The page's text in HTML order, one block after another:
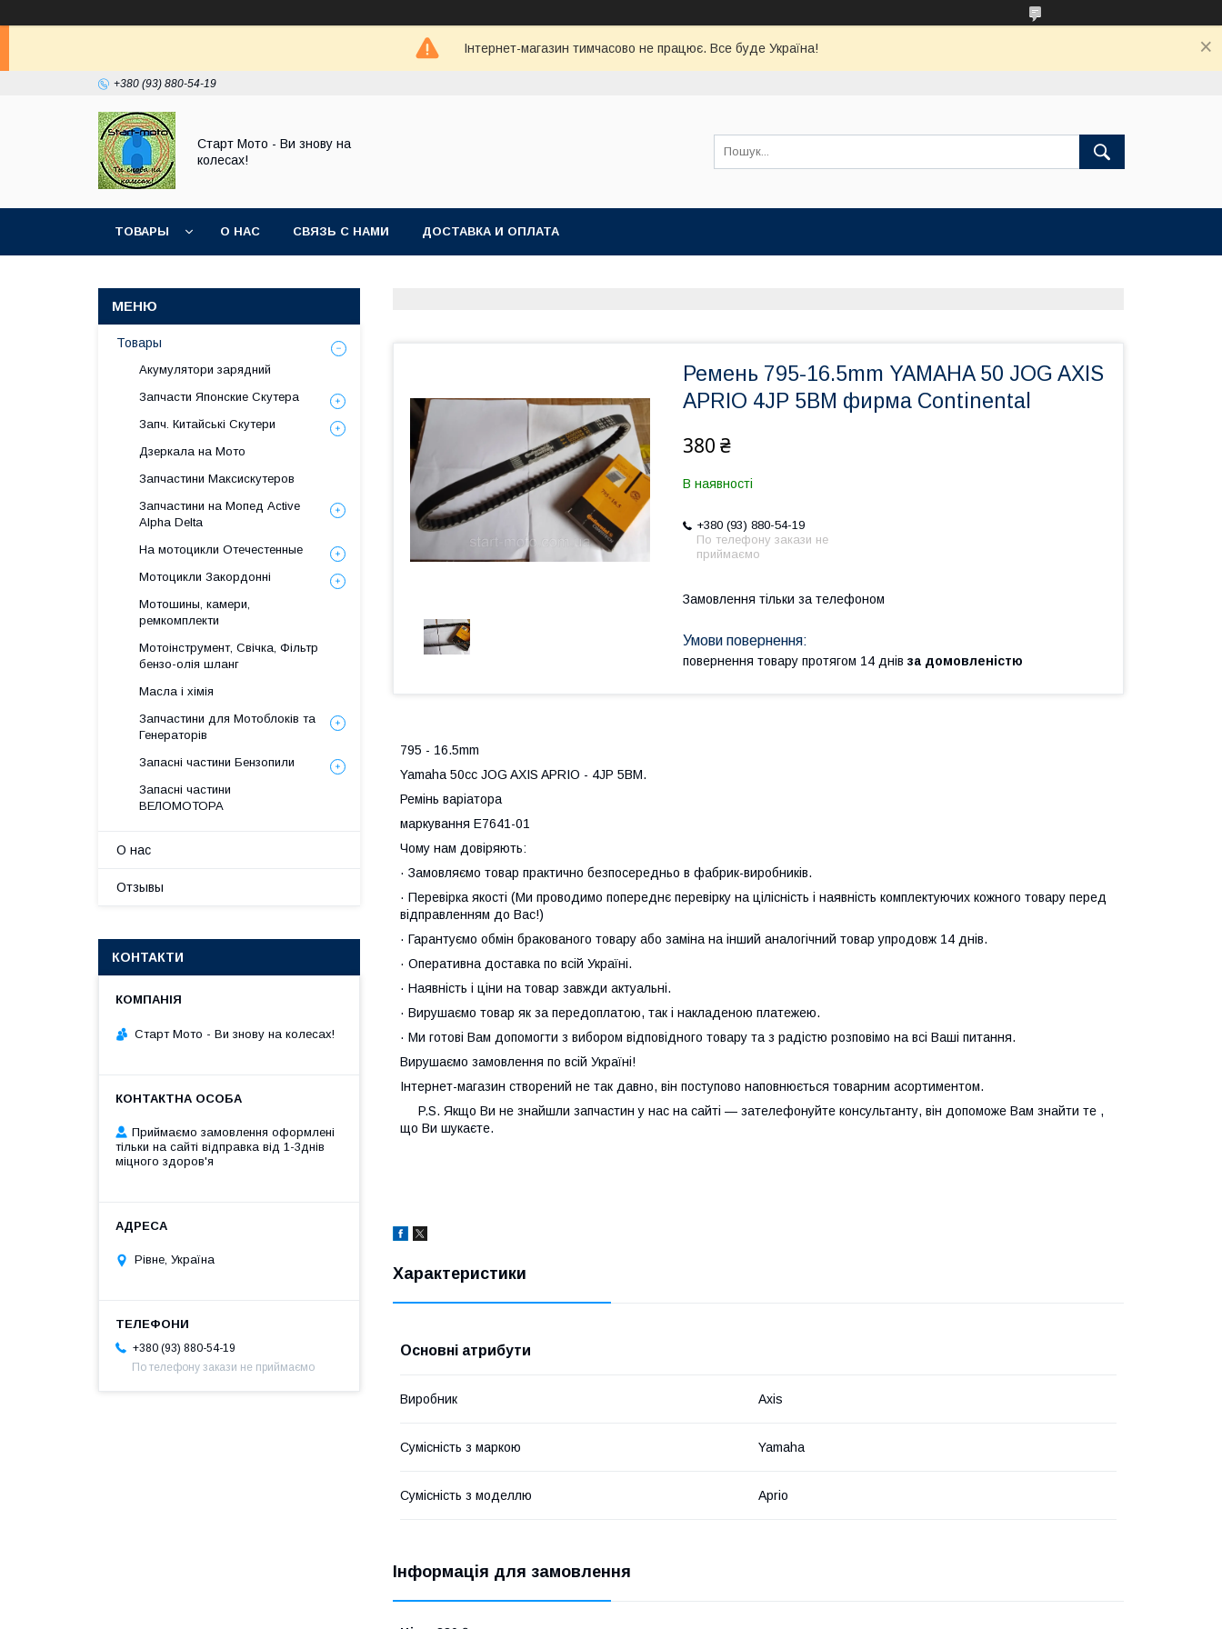
Інтернет-магазин тимчасово не працює. Все буде Україна!
+380 (93) 880-54-19
Старт Мото - Ви знову на
колесах!
ТОВАРЫ О НАС СВЯЗЬ С НАМИ ДОСТАВКА И ОПЛАТА
Ремень 795-16.5mm YAMAHA 50 JOG AXIS
APRIO 4JP 5BM фирма Continental
380 ₴
В наявності
+380 (93) 880-54-19
По телефону закази не
приймаємо
Замовлення тільки за телефоном
повернення товару протягом 14 днів за домовленістю
795 - 16.5mm
Yamaha 50cc JOG AXIS APRIO - 4JP 5BM.
Ремінь варіатора
маркування E7641-01
Чому нам довіряють:
· Замовляємо товар практично безпосередньо в фабрик-виробників.
· Перевірка якості (Ми проводимо попереднє перевірку на цілісність і наявність комплектуючих кожного товару перед
відправленням до Вас!)
· Гарантуємо обмін бракованого товару або заміна на інший аналогічний товар упродовж 14 днів.
· Оперативна доставка по всій Україні.
· Наявність і ціни на товар завжди актуальні.
· Вирушаємо товар як за передоплатою, так і накладеною платежею.
· Ми готові Вам допомогти з вибором відповідного товару та з радістю розповімо на всі Ваші питання.
Вирушаємо замовлення по всій Україні!
Інтернет-магазин створений не так давно, він поступово наповнюється товарним асортиментом.
P.S. Якщо Ви не знайшли запчастин у нас на сайті — зателефонуйте консультанту, він допоможе Вам знайти те ,
що Ви шукаєте.
Характеристики
Основні атрибути
Виробник Axis
Сумісність з маркою Yamaha
Сумісність з моделлю Aprio
Інформація для замовлення
Товары
Акумулятори зарядний
Запчасти Японские Скутера
Запч. Китайські Скутери
Дзеркала на Мото
Запчастини Максискутеров
Запчастини на Мопед Active
Alpha Delta
На мотоцикли Отечестенные
Мотоцикли Закордонні
Мотошины, камери,
ремкомплекти
Мотоінструмент, Свічка, Фільтр
бензо-олія шланг
Масла і хімія
Запчастини для Мотоблоків та
Генераторів
Запасні частини Бензопили
Запасні частини
ВЕЛОМОТОРА
О нас
Отзывы
КОНТАКТИ
Старт Мото - Ви знову на колесах!
Приймаємо замовлення оформлені
тільки на сайті відправка від 1-3днів
міцного здоров'я
Рівне, Україна
+380 (93) 880-54-19
По телефону закази не приймаємо